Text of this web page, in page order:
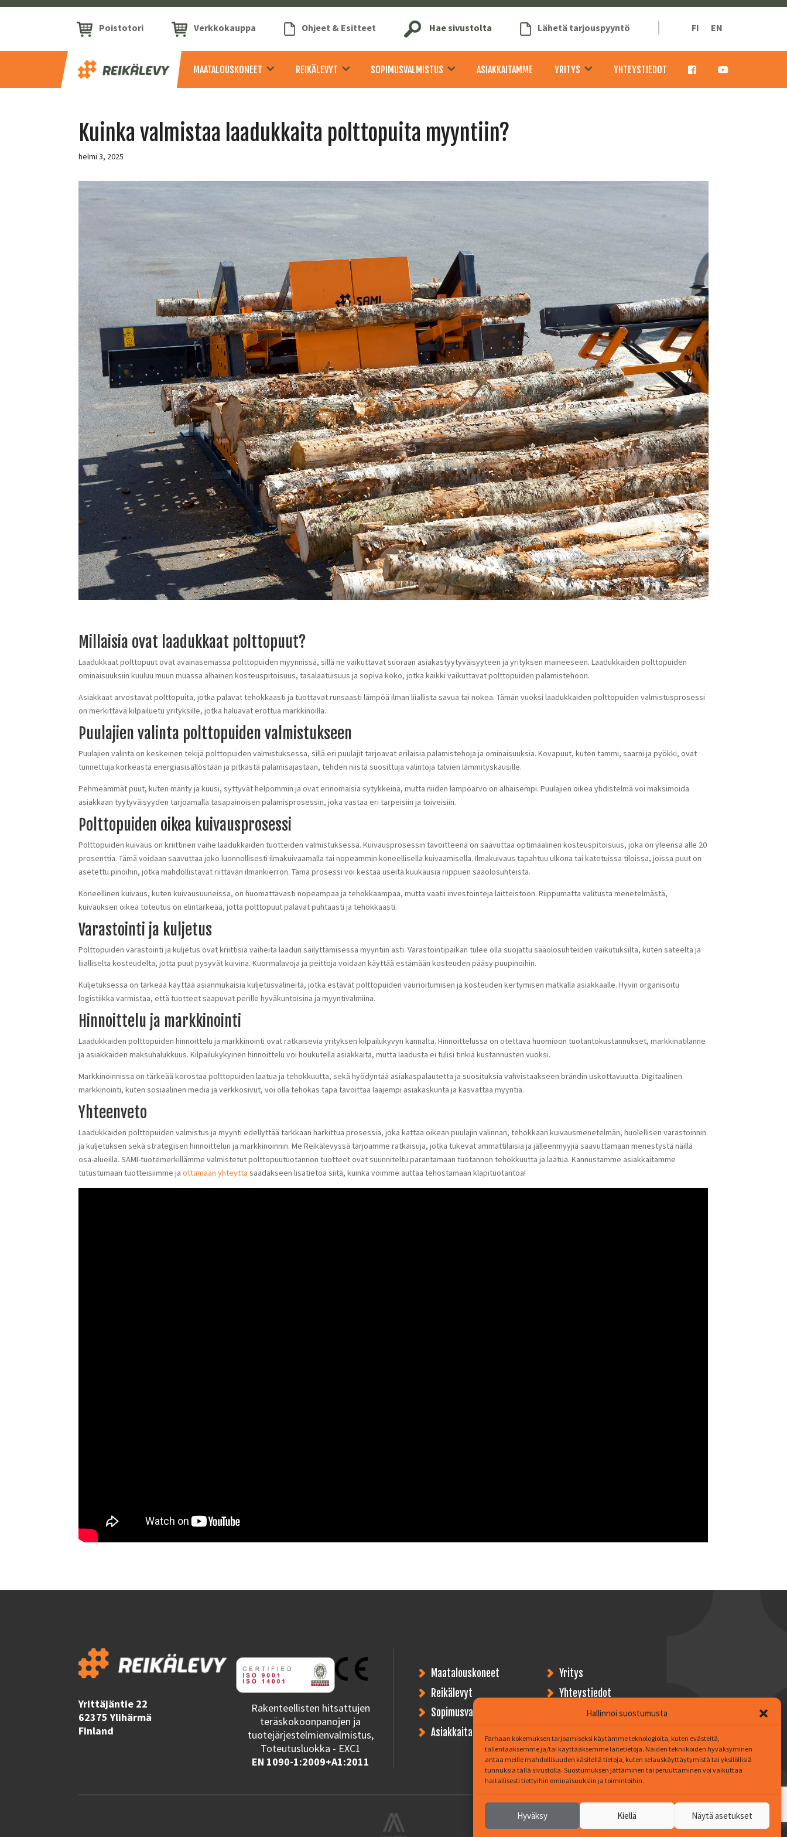
Hallinnoi suostumusta
Parhaan kokemuksen tarjoamiseksi käytämme teknologioita, kuten evästeitä,
tallentaaksemme ja/tai käyttääksemme laitetietoja. Näiden tekniikoiden hyväksyminen
antaa meille mahdollisuuden käsitellä tietoja, kuten selauskäyttäytymistä tai yksilöllisiä
tunnuksia tällä sivustolla. Suostumuksen jättäminen tai peruuttaminen voi vaikuttaa
haitallisesti tiettyihin ominaisuuksiin ja toimintoihin.
Hyväksy Kiellä Näytä asetukset
Poistotori Verkkokauppa Ohjeet & Esitteet Hae sivustolta Lähetä tarjouspyyntö FI EN
MAATALOUSKONEET REIKÄLEVYT SOPIMUSVALMISTUS ASIAKKAITAMME YRITYS YHTEYSTIEDOT
Kuinka valmistaa laadukkaita polttopuita myyntiin?
helmi 3, 2025
Millaisia ovat laadukkaat polttopuut?
Laadukkaat polttopuut ovat avainasemassa polttopuiden myynnissä, sillä ne vaikuttavat suoraan asiakastyytyväisyyteen ja yrityksen maineeseen. Laadukkaiden polttopuiden
ominaisuuksiin kuuluu muun muassa alhainen kosteuspitoisuus, tasalaatuisuus ja sopiva koko, jotka kaikki vaikuttavat polttopuiden palamistehoon.
Asiakkaat arvostavat polttopuita, jotka palavat tehokkaasti ja tuottavat runsaasti lämpöä ilman liiallista savua tai nokea. Tämän vuoksi laadukkaiden polttopuiden valmistusprosessi
on merkittävä kilpailuetu yrityksille, jotka haluavat erottua markkinoilla.
Puulajien valinta polttopuiden valmistukseen
Puulajien valinta on keskeinen tekijä polttopuiden valmistuksessa, sillä eri puulajit tarjoavat erilaisia palamistehoja ja ominaisuuksia. Kovapuut, kuten tammi, saarni ja pyökki, ovat
tunnettuja korkeasta energiasisällöstään ja pitkästä palamisajastaan, tehden niistä suosittuja valintoja talvien lämmityskausille.
Pehmeämmät puut, kuten mänty ja kuusi, syttyvät helpommin ja ovat erinomaisia sytykkeinä, mutta niiden lämpöarvo on alhaisempi. Puulajien oikea yhdistelmä voi maksimoida
asiakkaan tyytyväisyyden tarjoamalla tasapainoisen palamisprosessin, joka vastaa eri tarpeisiin ja toiveisiin.
Polttopuiden oikea kuivausprosessi
Polttopuiden kuivaus on kriittinen vaihe laadukkaiden tuotteiden valmistuksessa. Kuivausprosessin tavoitteena on saavuttaa optimaalinen kosteuspitoisuus, joka on yleensä alle 20
prosenttia. Tämä voidaan saavuttaa joko luonnollisesti ilmakuivaamalla tai nopeammin koneellisella kuivaamisella. Ilmakuivaus tapahtuu ulkona tai katetuissa tiloissa, joissa puut on
asetettu pinoihin, jotka mahdollistavat riittävän ilmankierron. Tämä prosessi voi kestää useita kuukausia riippuen sääolosuhteista.
Koneellinen kuivaus, kuten kuivausuuneissa, on huomattavasti nopeampaa ja tehokkaampaa, mutta vaatii investointeja laitteistoon. Riippumatta valitusta menetelmästä,
kuivauksen oikea toteutus on elintärkeää, jotta polttopuut palavat puhtaasti ja tehokkaasti.
Varastointi ja kuljetus
Polttopuiden varastointi ja kuljetus ovat kriittisiä vaiheita laadun säilyttämisessä myyntiin asti. Varastointipaikan tulee olla suojattu sääolosuhteiden vaikutuksilta, kuten sateelta ja
liialliselta kosteudelta, jotta puut pysyvät kuivina. Kuormalavoja ja peittoja voidaan käyttää estämään kosteuden pääsy puupinoihin.
Kuljetuksessa on tärkeää käyttää asianmukaisia kuljetusvälineitä, jotka estävät polttopuiden vaurioitumisen ja kosteuden kertymisen matkalla asiakkaalle. Hyvin organisoitu
logistiikka varmistaa, että tuotteet saapuvat perille hyväkuntoisina ja myyntivalmiina.
Hinnoittelu ja markkinointi
Laadukkaiden polttopuiden hinnoittelu ja markkinointi ovat ratkaisevia yrityksen kilpailukyvyn kannalta. Hinnoittelussa on otettava huomioon tuotantokustannukset, markkinatilanne
ja asiakkaiden maksuhalukkuus. Kilpailukykyinen hinnoittelu voi houkutella asiakkaita, mutta laadusta ei tulisi tinkiä kustannusten vuoksi.
Markkinoinnissa on tärkeää korostaa polttopuiden laatua ja tehokkuutta, sekä hyödyntää asiakaspalautetta ja suosituksia vahvistaakseen brändin uskottavuutta. Digitaalinen
markkinointi, kuten sosiaalinen media ja verkkosivut, voi olla tehokas tapa tavoittaa laajempi asiakaskunta ja kasvattaa myyntiä.
Yhteenveto
Laadukkaiden polttopuiden valmistus ja myynti edellyttää tarkkaan harkittua prosessia, joka kattaa oikean puulajin valinnan, tehokkaan kuivausmenetelmän, huolellisen varastoinnin
ja kuljetuksen sekä strategisen hinnoittelun ja markkinoinnin. Me Reikälevyssä tarjoamme ratkaisuja, jotka tukevat ammattilaisia ja jälleenmyyjiä saavuttamaan menestystä näillä
osa-alueilla. SAMI-tuotemerkillämme valmistetut polttopuutuotannon tuotteet ovat suunniteltu parantamaan tuotannon tehokkuutta ja laatua. Kannustamme asiakkaitamme
tutustumaan tuotteisiimme jaottamaan yhteyttä saadakseen lisätietoa siitä, kuinka voimme auttaa tehostamaan klapituotantoa!
Yrittäjäntie 22
62375 Ylihärmä
Finland
Rakenteellisten hitsattujen
teräskokoonpanojen ja
tuotejärjestelmienvalmistus,
Toteutusluokka - EXC1
EN 1090-1:2009+A1:2011
Maatalouskoneet
Reikälevyt
Sopimusvalmistus
Asiakkaitamme
Yritys
Yhteystiedot
Ohjeet & Esitteet